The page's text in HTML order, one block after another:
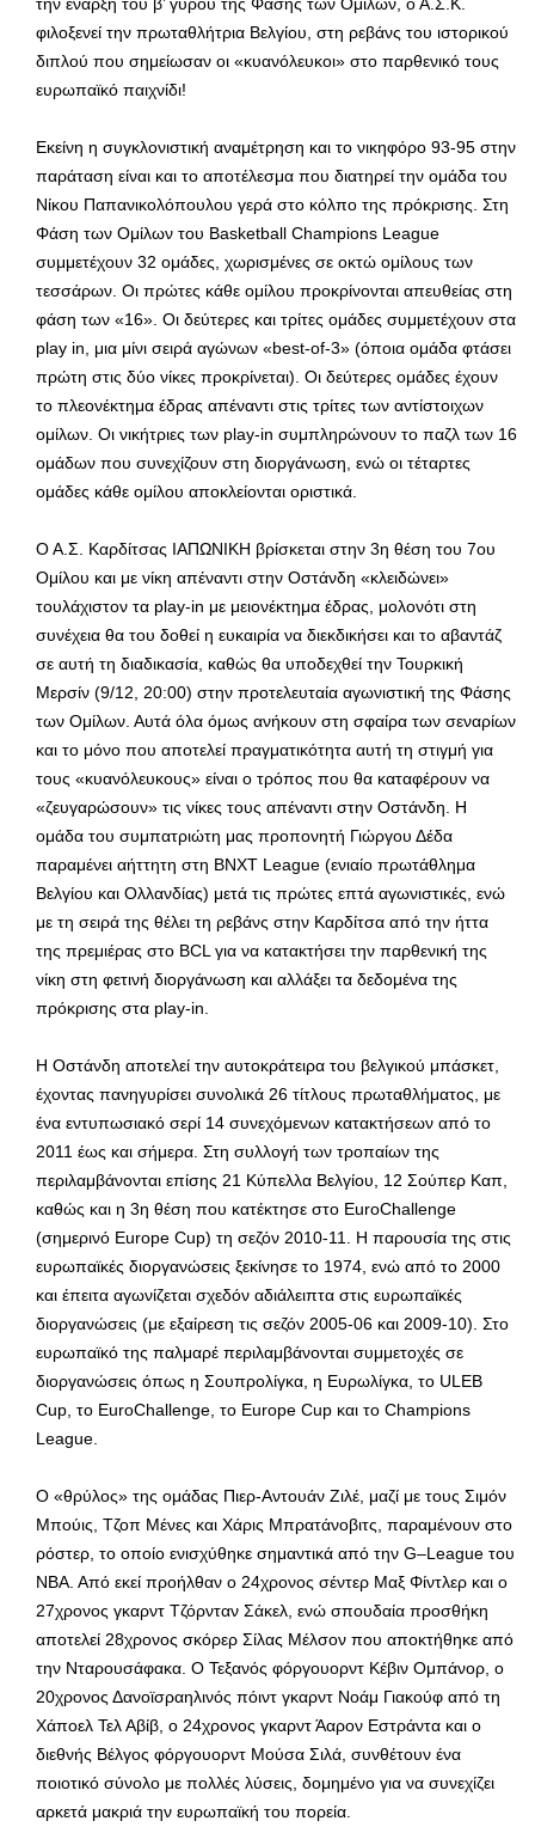
φιλοξενεί την πρωταθλήτρια Βελγίου, στη ρεβάνς του ιστορικού
διπλού που σημείωσαν οι «κυανόλευκοι» στο παρθενικό τους
ευρωπαϊκό παιχνίδι!
Εκείνη η συγκλονιστική αναμέτρηση και το νικηφόρο 93-95 στην
παράταση είναι και το αποτέλεσμα που διατηρεί την ομάδα του
Νίκου Παπανικολόπουλου γερά στο κόλπο της πρόκρισης. Στη
Φάση των Ομίλων του Basketball Champions League
συμμετέχουν 32 ομάδες, χωρισμένες σε οκτώ ομίλους των
τεσσάρων. Οι πρώτες κάθε ομίλου προκρίνονται απευθείας στη
φάση των «16». Οι δεύτερες και τρίτες ομάδες συμμετέχουν στα
play in, μια μίνι σειρά αγώνων «best-of-3» (όποια ομάδα φτάσει
πρώτη στις δύο νίκες προκρίνεται). Οι δεύτερες ομάδες έχουν
το πλεονέκτημα έδρας απέναντι στις τρίτες των αντίστοιχων
ομίλων. Οι νικήτριες των play-in συμπληρώνουν το παζλ των 16
ομάδων που συνεχίζουν στη διοργάνωση, ενώ οι τέταρτες
ομάδες κάθε ομίλου αποκλείονται οριστικά.
Ο Α.Σ. Καρδίτσας ΙΑΠΩΝΙΚΗ βρίσκεται στην 3η θέση του 7ου
Ομίλου και με νίκη απέναντι στην Οστάνδη «κλειδώνει»
τουλάχιστον τα play-in με μειονέκτημα έδρας, μολονότι στη
συνέχεια θα του δοθεί η ευκαιρία να διεκδικήσει και το αβαντάζ
σε αυτή τη διαδικασία, καθώς θα υποδεχθεί την Τουρκική
Μερσίν (9/12, 20:00) στην προτελευταία αγωνιστική της Φάσης
των Ομίλων. Αυτά όλα όμως ανήκουν στη σφαίρα των σεναρίων
και το μόνο που αποτελεί πραγματικότητα αυτή τη στιγμή για
τους «κυανόλευκους» είναι ο τρόπος που θα καταφέρουν να
«ζευγαρώσουν» τις νίκες τους απέναντι στην Οστάνδη. Η
ομάδα του συμπατριώτη μας προπονητή Γιώργου Δέδα
παραμένει αήττητη στη BNXT League (ενιαίο πρωτάθλημα
Βελγίου και Ολλανδίας) μετά τις πρώτες επτά αγωνιστικές, ενώ
με τη σειρά της θέλει τη ρεβάνς στην Καρδίτσα από την ήττα
της πρεμιέρας στο BCL για να κατακτήσει την παρθενική της
νίκη στη φετινή διοργάνωση και αλλάξει τα δεδομένα της
πρόκρισης στα play-in.
Η Οστάνδη αποτελεί την αυτοκράτειρα του βελγικού μπάσκετ,
έχοντας πανηγυρίσει συνολικά 26 τίτλους πρωταθλήματος, με
ένα εντυπωσιακό σερί 14 συνεχόμενων κατακτήσεων από το
2011 έως και σήμερα. Στη συλλογή των τροπαίων της
περιλαμβάνονται επίσης 21 Κύπελλα Βελγίου, 12 Σούπερ Καπ,
καθώς και η 3η θέση που κατέκτησε στο EuroChallenge
(σημερινό Europe Cup) τη σεζόν 2010-11. Η παρουσία της στις
ευρωπαϊκές διοργανώσεις ξεκίνησε το 1974, ενώ από το 2000
και έπειτα αγωνίζεται σχεδόν αδιάλειπτα στις ευρωπαϊκές
διοργανώσεις (με εξαίρεση τις σεζόν 2005-06 και 2009-10). Στο
ευρωπαϊκό της παλμαρέ περιλαμβάνονται συμμετοχές σε
διοργανώσεις όπως η Σουπρολίγκα, η Ευρωλίγκα, το ULEB
Cup, το EuroChallenge, το Europe Cup και το Champions
League.
Ο «θρύλος» της ομάδας Πιερ-Αντουάν Ζιλέ, μαζί με τους Σιμόν
Μπούις, Τζοπ Μένες και Χάρις Μπρατάνοβιτς, παραμένουν στο
ρόστερ, το οποίο ενισχύθηκε σημαντικά από την G–League του
ΝΒΑ. Από εκεί προήλθαν ο 24χρονος σέντερ Μαξ Φίντλερ και ο
27χρονος γκαρντ Τζόρνταν Σάκελ, ενώ σπουδαία προσθήκη
αποτελεί 28χρονος σκόρερ Σίλας Μέλσον που αποκτήθηκε από
την Νταρουσάφακα. Ο Τεξανός φόργουορντ Κέβιν Ομπάνορ, ο
20χρονος Δανοϊσραηλινός πόιντ γκαρντ Νοάμ Γιακούφ από τη
Χάποελ Τελ Αβίβ, ο 24χρονος γκαρντ Άαρον Εστράντα και ο
διεθνής Βέλγος φόργουορντ Μούσα Σιλά, συνθέτουν ένα
ποιοτικό σύνολο με πολλές λύσεις, δομημένο για να συνεχίζει
αρκετά μακριά την ευρωπαϊκή του πορεία.